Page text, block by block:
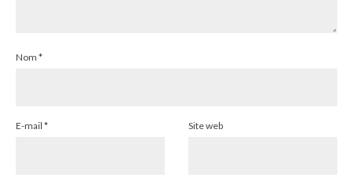
Nom *
E-mail * Site web